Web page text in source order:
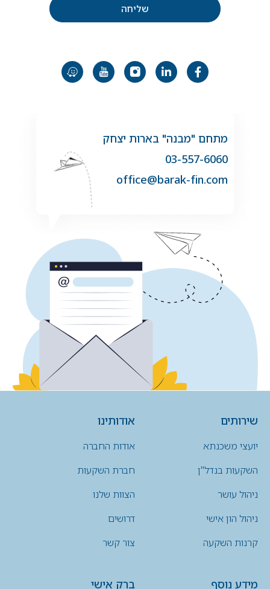
מתחם "מבנה" בארות יצחק
03-557-6060
office@barak-fin.com
שליחה
שירותים
יועצי משכנתא
השקעות בנדל"ן
ניהול עושר
ניהול הון אישי
קרנות השקעה
אודותינו
אודות החברה
חברת השקעות
הצוות שלנו
דרושים
צור קשר
מידע נוסף ברק אישי